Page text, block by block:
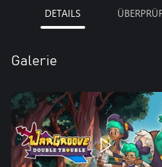
DETAILS
Galerie